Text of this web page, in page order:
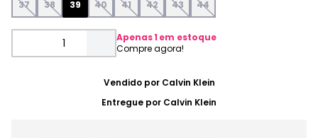
37 38 39 40 41 42 43 44
Apenas1 em estoque
Vendido por Calvin Klein
Entregue por Calvin Klein